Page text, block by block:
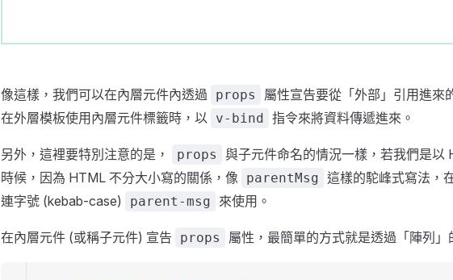
像這樣，我們可以在內層元件內透過 props
屬性宣告要從「外部」引用進來
在外層模板使用內層元件標籤時，以 v-bind 指令來將資料傳遞進來。
另外，這裡要特別注意的是， props
與子元件命名的情況一樣，若我們是以
時候，因為 HTML 不分大小寫的關係，像
parentMsg 這樣的駝峰式寫法，
連字號 (kebab-case)
parent-msg 來使用。
在內層元件 (或稱子元件) 宣告 props 屬性，最簡單的方式就是透過「陣列」